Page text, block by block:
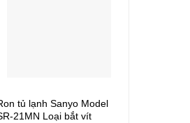
tủ lạnh Sanyo Model
21MN Loại bắt vít